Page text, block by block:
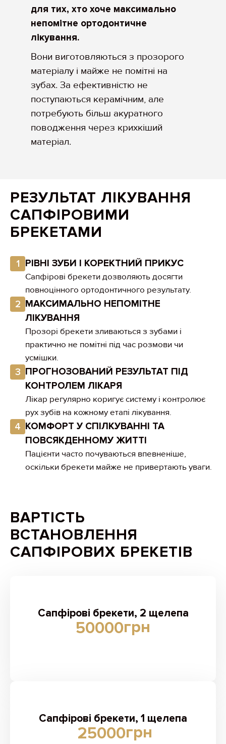
для тих, хто хоче максимально
непомітне ортодонтичне
лікування.
Вони виготовляються з прозорого
матеріалу і майже не помітні на
зубах. За ефективністю не
поступаються керамічним, але
потребують більш акуратного
поводження через крихкіший
матеріал.
РЕЗУЛЬТАТ ЛІКУВАННЯ
САПФІРОВИМИ
БРЕКЕТАМИ
1 РІВНІ ЗУБИ І КОРЕКТНИЙ ПРИКУС
Сапфірові брекети дозволяють досягти
повноцінного ортодонтичного результату.
2 МАКСИМАЛЬНО НЕПОМІТНЕ
ЛІКУВАННЯ
Прозорі брекети зливаються з зубами і
практично не помітні під час розмови чи
усмішки.
3 ПРОГНОЗОВАНИЙ РЕЗУЛЬТАТ ПІД
КОНТРОЛЕМ ЛІКАРЯ
Лікар регулярно коригує систему і контролює
рух зубів на кожному етапі лікування.
4 КОМФОРТ У СПІЛКУВАННІ ТА
ПОВСЯКДЕННОМУ ЖИТТІ
Пацієнти часто почуваються впевненіше,
оскільки брекети майже не привертають уваги.
ВАРТІСТЬ
ВСТАНОВЛЕННЯ
САПФІРОВИХ БРЕКЕТІВ
Сапфірові брекети, 2 щелепа
50000грн
Сапфірові брекети, 1 щелепа
25000грн